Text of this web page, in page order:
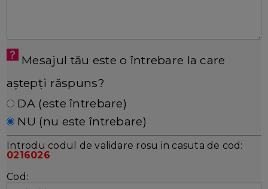
Mesajul tău este o întrebare la care
aștepți răspuns?
DA (este întrebare)
NU (nu este întrebare)
Introdu codul de validare rosu in casuta de cod:
0216026
Cod: